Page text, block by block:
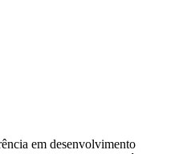
em desenvolvimento